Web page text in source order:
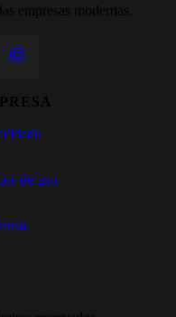
empresas modernas.
de uso